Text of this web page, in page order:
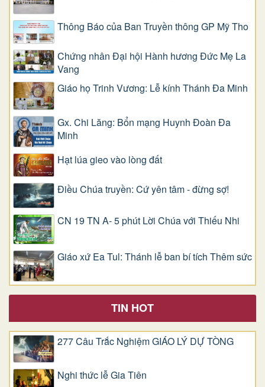
Thông Báo của Ban Truyền thông GP Mỹ Tho
Chứng nhân Đại hội Hành hương Đức Mẹ La
Vang
Giáo họ Trinh Vương: Lễ kính Thánh Đa Minh
Gx. Chi Lăng: Bổn mạng Huynh Đoàn Đa
Minh
Hạt lúa gieo vào lòng đất
Điều Chúa truyền: Cứ yên tâm - đừng sợ!
CN 19 TN A- 5 phút Lời Chúa với Thiếu Nhi
Giáo xứ Ea Tul: Thánh lễ ban bí tích Thêm sức
TIN HOT
277 Câu Trắc Nghiệm GIÁO LÝ DỰ TÒNG
Nghi thức lễ Gia Tiên